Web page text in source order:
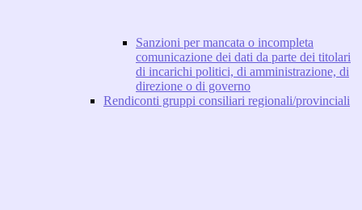
Sanzioni per mancata o incompleta
comunicazione dei dati da parte dei titolari
di incarichi politici, di amministrazione, di
direzione o di governo
Rendiconti gruppi consiliari regionali/provinciali